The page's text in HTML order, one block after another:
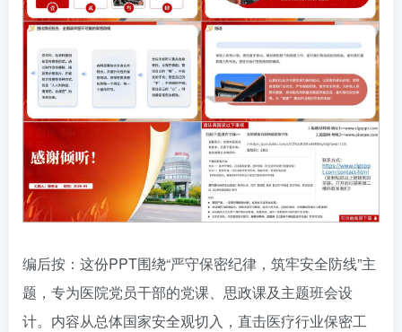
编后按：这份PPT围绕“严守保密纪律，筑牢安全防线”主
题，专为医院党员干部的党课、思政课及主题班会设
计。内容从总体国家安全观切入，直击医疗行业保密工